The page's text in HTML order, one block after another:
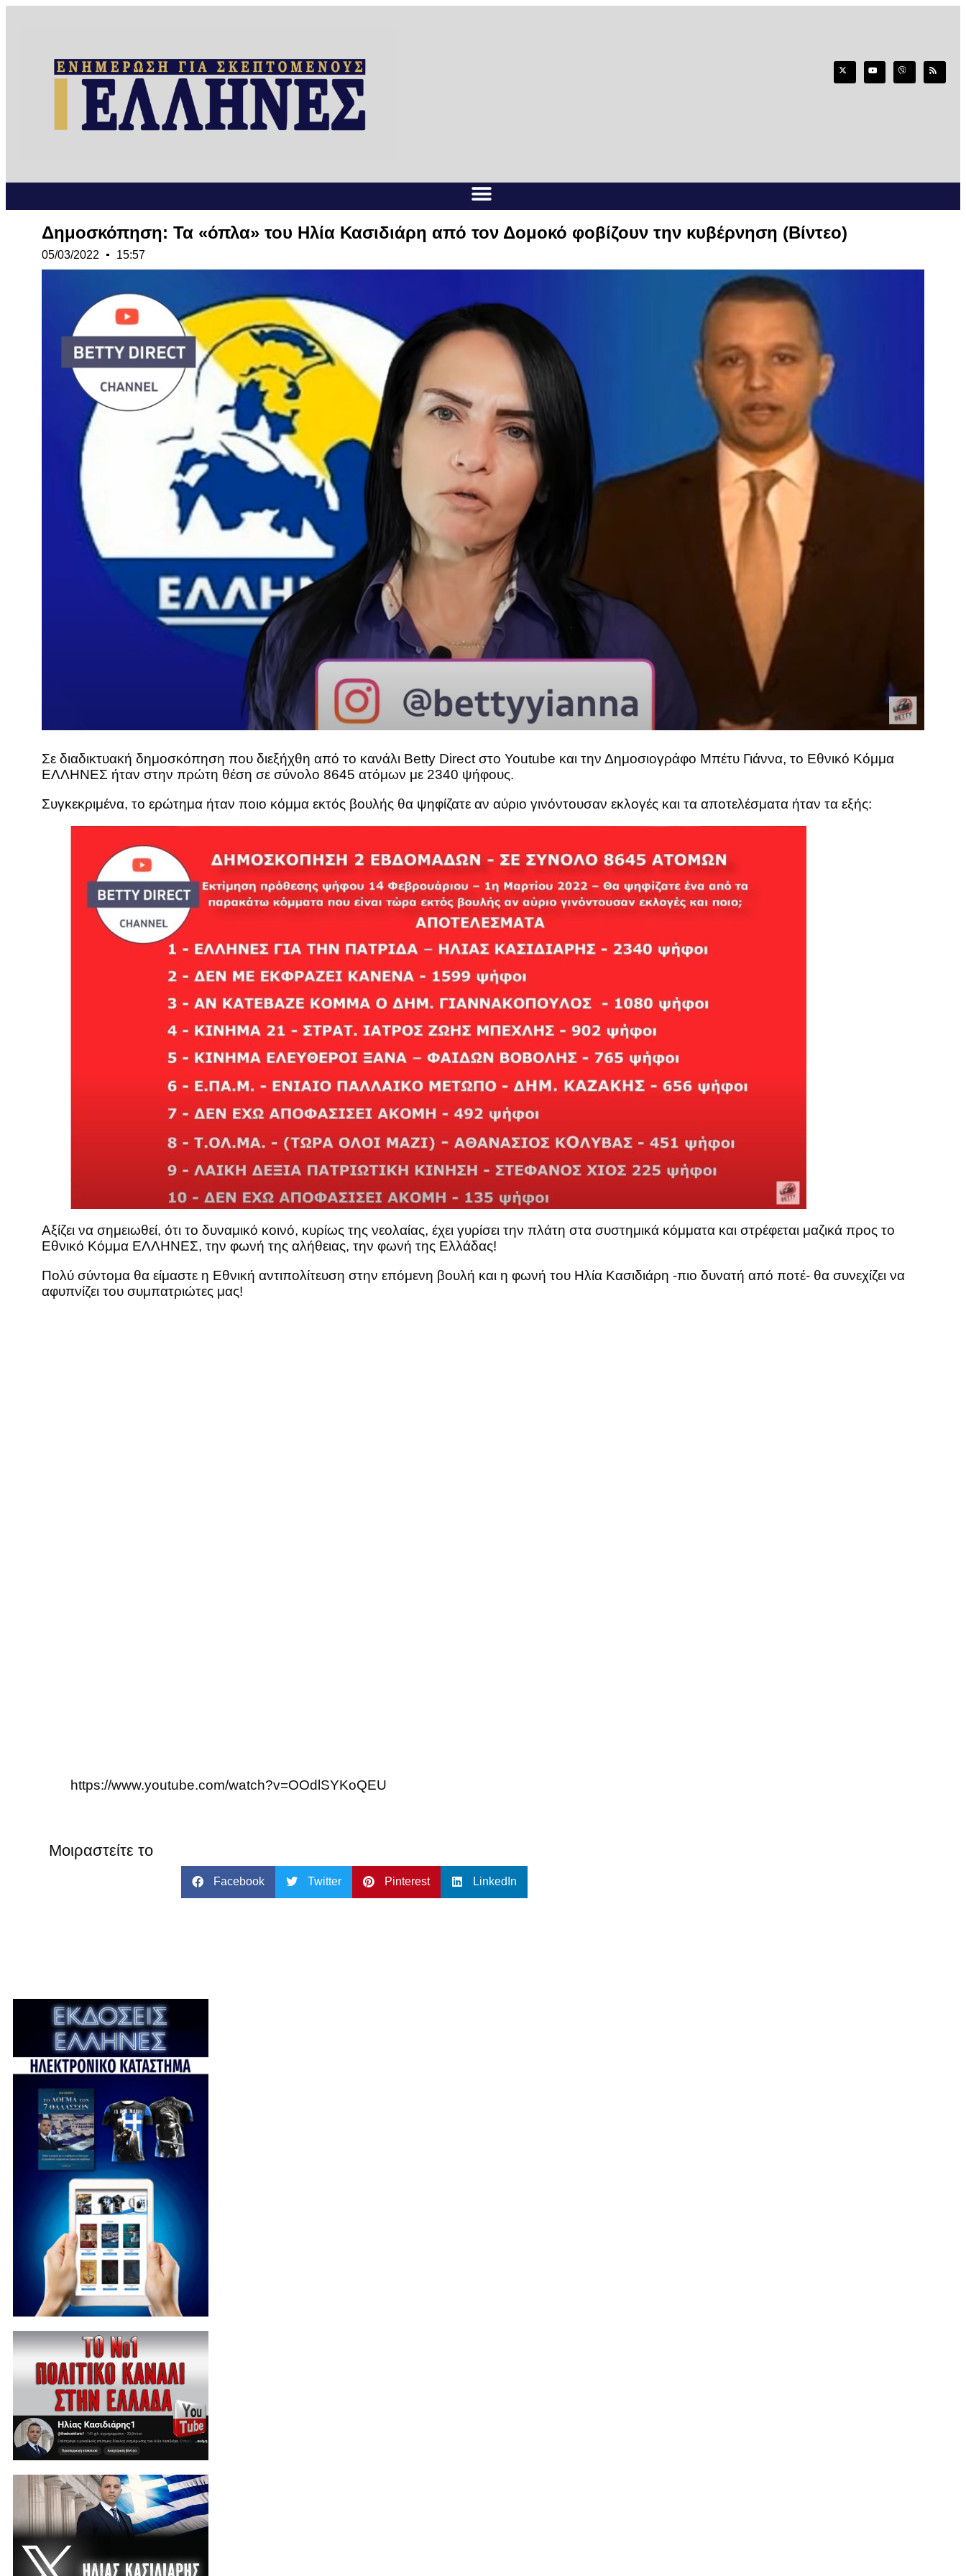
Δημοσκόπηση: Τα «όπλα» του Ηλία Κασιδιάρη από τον Δομοκό φοβίζουν την κυβέρνηση (Βίντεο)
05/03/2022 15:57
Σε διαδικτυακή δημοσκόπηση που διεξήχθη από το κανάλι Betty Direct στο Youtube και την Δημοσιογράφο Μπέτυ Γιάννα, το Εθνικό Κόμμα
ΕΛΛΗΝΕΣ ήταν στην πρώτη θέση σε σύνολο 8645 ατόμων με 2340 ψήφους.
Συγκεκριμένα, το ερώτημα ήταν ποιο κόμμα εκτός βουλής θα ψηφίζατε αν αύριο γινόντουσαν εκλογές και τα αποτελέσματα ήταν τα εξής:
Αξίζει να σημειωθεί, ότι το δυναμικό κοινό, κυρίως της νεολαίας, έχει γυρίσει την πλάτη στα συστημικά κόμματα και στρέφεται μαζικά προς το
Εθνικό Κόμμα ΕΛΛΗΝΕΣ, την φωνή της αλήθειας, την φωνή της Ελλάδας!
Πολύ σύντομα θα είμαστε η Εθνική αντιπολίτευση στην επόμενη βουλή και η φωνή του Ηλία Κασιδιάρη -πιο δυνατή από ποτέ- θα συνεχίζει να
αφυπνίζει του συμπατριώτες μας!
https://www.youtube.com/watch?v=OOdlSYKoQEU
Μοιραστείτε το
Facebook Twitter Pinterest LinkedIn